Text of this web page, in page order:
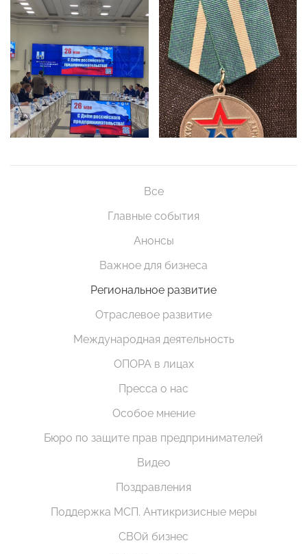
Все
Главные события
Анонсы
Важное для бизнеса
Региональное развитие
Отраслевое развитие
Международная деятельность
ОПОРА в лицах
Пресса о нас
Особое мнение
Бюро по защите прав предпринимателей
Видео
Поздравления
Поддержка МСП. Антикризисные меры
СВОй бизнес